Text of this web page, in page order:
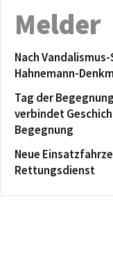
Melder
Nach
Hahnemann-
Tag der
verbindet
Begegnung
Neue
Rettungsdienst